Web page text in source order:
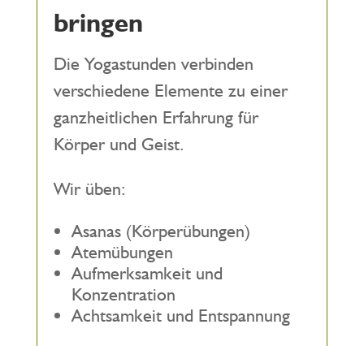
bringen
Die Yogastunden verbinden
verschiedene Elemente zu einer
ganzheitlichen Erfahrung für
Körper und Geist.
Wir üben:
Asanas (Körperübungen)
Atemübungen
Aufmerksamkeit und
Konzentration
Achtsamkeit und Entspannung